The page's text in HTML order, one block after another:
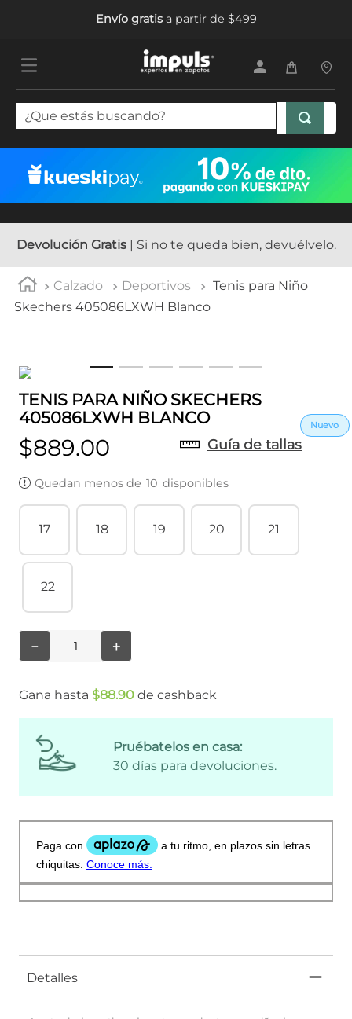
Envío gratisa partir de $499
¿Que estás buscando?
Devolución Gratis| Si no te queda bien, devuélvelo.
Calzado Deportivos
Tenis para Niño
Skechers 405086LXWH Blanco
TENIS PARA NIÑO SKECHERS
405086LXWH BLANCO
$889.00 Guía de tallas
Quedan menos de 10 disponibles
17 18 19 20 21
22
＋
－
Gana hasta $88.90 de cashback
Pruébatelos en casa:
30 días para devoluciones.
Detalles
1.
tenis mujer
tenis hombre
5. tenis